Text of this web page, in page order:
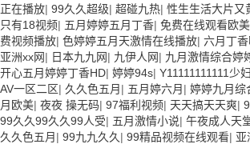
正在播放| 99久久超级| 超碰九热| 性生生活大片又
只有18视频| 五月婷婷五月丁香| 免费在线观看欧
费视频播放| 色婷婷五月天激情在线播放| 六月丁
亚洲xx网| 日本九九网| 九伊人网| 九月激情综合婷
开心五月婷婷丁香HD| 婷婷94s| Y11111111111少
AV一区二区| 久久色五月 | 五月婷六月 | 婷婷九月综
月欧美| 夜夜 操无码| 97福利视频| 天天搞天天爽|
99久久99久久99人受| 五月激情小说| 午夜成人天
久久色五月 | 99九九久久 | 99精品视频在线观看| 亚